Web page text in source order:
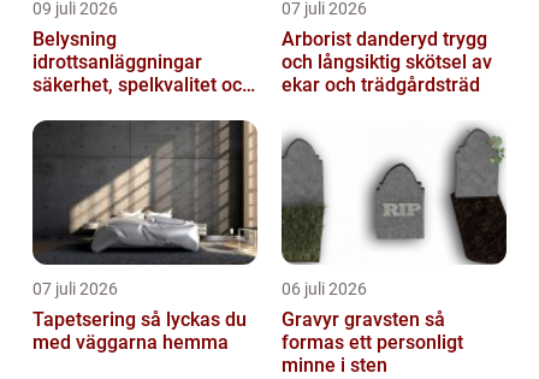
09 juli 2026
Belysning
idrottsanläggningar
säkerhet, spelkvalitet och
07 juli 2026
Arborist danderyd trygg
och långsiktig skötsel av
ekar och trädgårdsträd
07 juli 2026
Tapetsering så lyckas du
med väggarna hemma
06 juli 2026
Gravyr gravsten så
formas ett personligt
minne i sten